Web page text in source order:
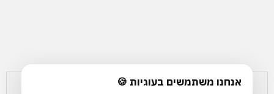
מידע נוסף
אנחנו משתמשים בעוגיות 🍪